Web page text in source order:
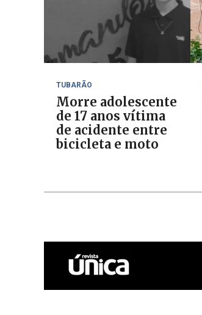
TUBARÃO
Morre adolescente
de 17 anos vítima
de acidente entre
bicicleta e moto